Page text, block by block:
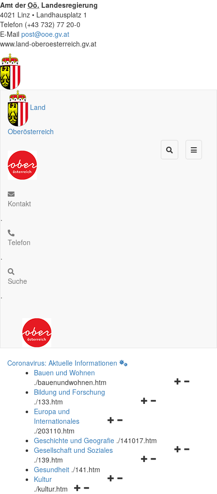
Amt derOö. Landesregierung
4021 Linz • Landhausplatz 1
Telefon (+43 732) 77 20-0
E-Mail post@ooe.gv.at
www.land-oberoesterreich.gv.at
Land
Oberösterreich
Kontakt
.
Telefon
.
Suche
.
Coronavirus: Aktuelle Informationen
Bauen und Wohnen
./bauenundwohnen.htm
Navigationsmenü
Bildung und Forschung
./133.htm
Navigationsmenü
und
schließen
Europa und
Internationales
./203110.htm
Geschichte und Geografie ./141017.htm
Navigationsmenü
Gesellschaft und Soziales
./139.htm
Navigationsmenü
Gesundheit ./141.htm
Navigationsmenü
Kultur
./kultur.htm